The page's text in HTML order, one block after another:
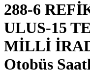
288-6
ULUS-15
MİLLİ
Otobüs